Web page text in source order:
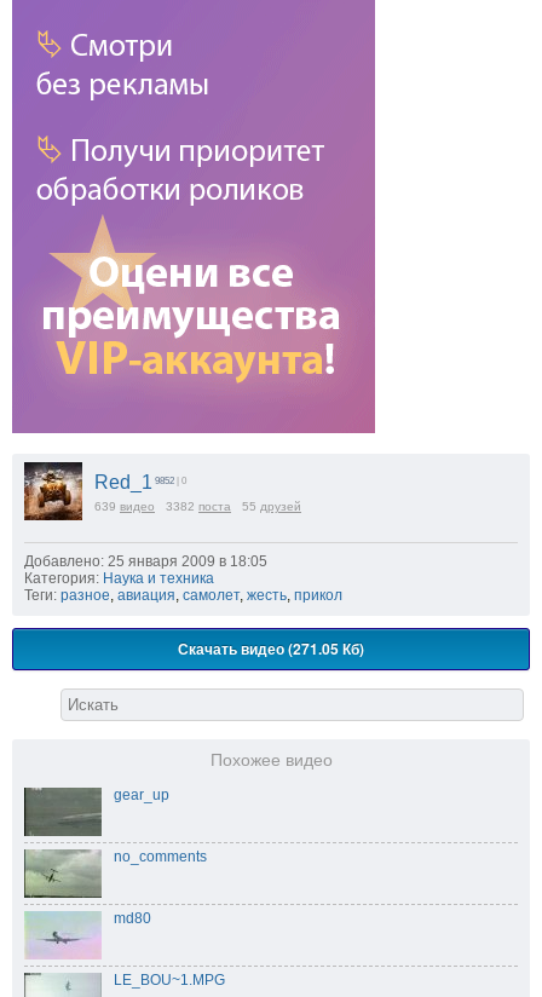
Red_1 9852 | 0
639 видео 3382 поста 55 друзей
Добавлено: 25 января 2009 в 18:05
Категория: Наука и техника
Теги: разное авиация самолет, жесть прикол
Скачать видео (271.05 Кб)
Похожее видео
gear_up
no_comments
md80
LE_BOU~1.MPG